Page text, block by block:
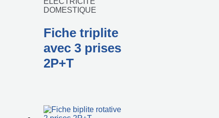
DOMESTIQUE
Fiche triplite
avec 3 prises
2P+T